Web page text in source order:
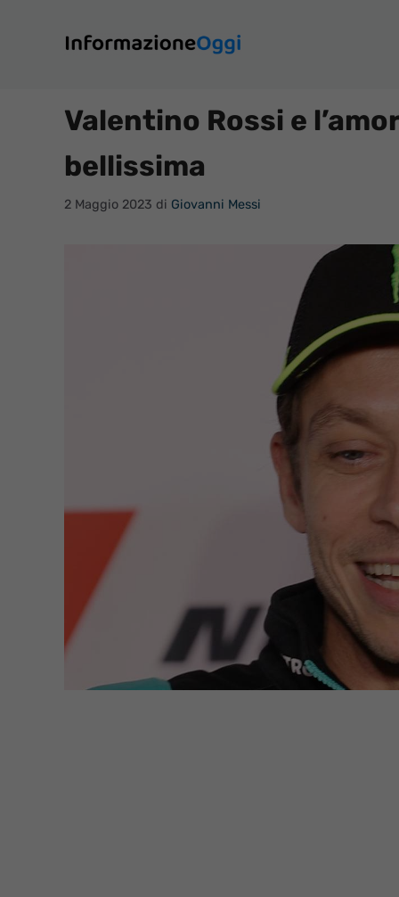
contenuto
Valentino Rossi e
bellissima
2 Maggio 2023 di Giovanni Messi